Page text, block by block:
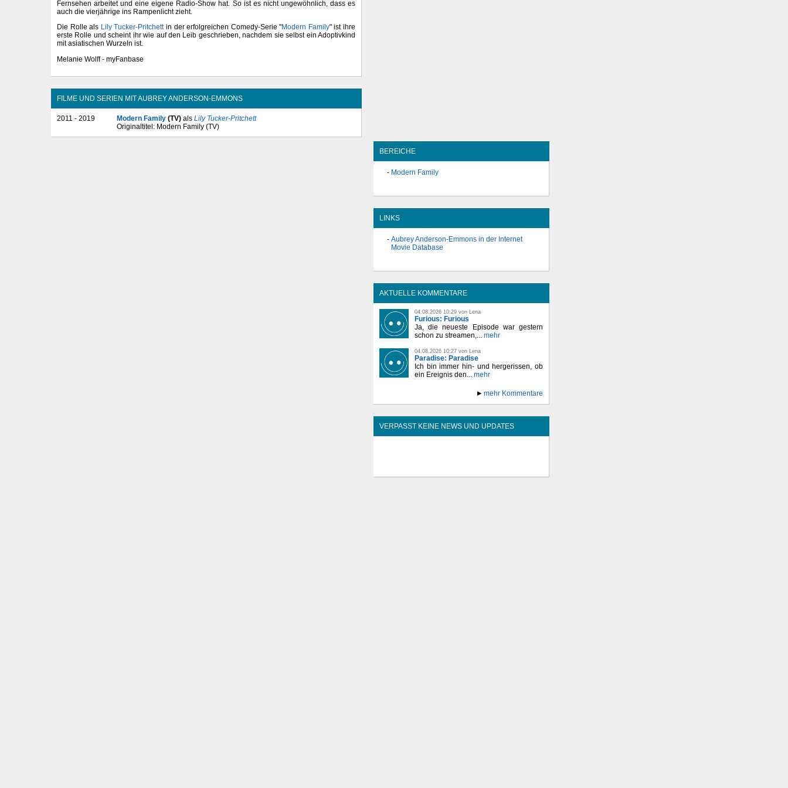
Fernsehen arbeitet und eine eigene Radio-Show hat. So ist es nicht ungewöhnlich, dass es
auch die vierjährige ins Rampenlicht zieht.
Die Rolle als Lily Tucker-Pritchettin der erfolgreichen Comedy-Serie "Modern Family" ist ihre
erste Rolle und scheint ihr wie auf den Leib geschrieben, nachdem sie selbst ein Adoptivkind
mit asiatischen Wurzeln ist.
Melanie Wolff - myFanbase
FILME UND SERIEN MIT AUBREY ANDERSON-EMMONS
2011 - 2019 Modern Family (TV) als Lily Tucker-Pritchett
Originaltitel: Modern Family (TV)
BEREICHE
Modern Family
LINKS
Aubrey Anderson-Emmons in der Internet
Movie Database
AKTUELLE KOMMENTARE
04.08.2026 10:29 von Lena
Furious: Furious
Ja, die neueste Episode war gestern
schon zu streamen,... mehr
04.08.2026 10:27 von Lena
Paradise: Paradise
Ich bin immer hin- und hergerissen, ob
ein Ereignis den... mehr
mehr Kommentare
VERPASST KEINE NEWS UND UPDATES